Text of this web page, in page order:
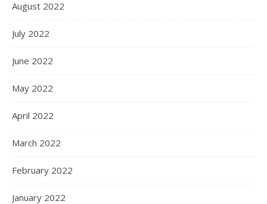
August 2022
July 2022
June 2022
May 2022
April 2022
March 2022
February 2022
January 2022